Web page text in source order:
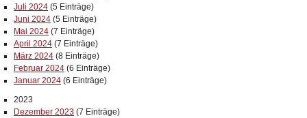
Juli 2024 (5 Einträge)
Juni 2024 (5 Einträge)
Mai 2024 (7 Einträge)
April 2024 (7 Einträge)
März 2024 (8 Einträge)
Februar 2024 (6 Einträge)
Januar 2024 (6 Einträge)
2023
Dezember 2023 (7 Einträge)